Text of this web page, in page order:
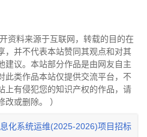
资料来源于互联网，转载的目的在
，并不代表本站赞同其观点和对其
建议。本站部分作品是由网友自主
此类作品本站仅提供交流平台，不
上有侵犯您的知识产权的作品，请
或删除。 ）
化系统运维(2025-2026)项目招标